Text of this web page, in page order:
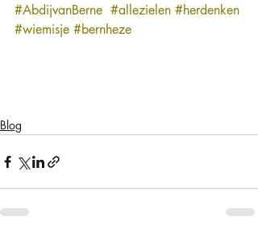
#AbdijvanBerne #allezielen #herdenken
#wiemisje #bernheze
Blog